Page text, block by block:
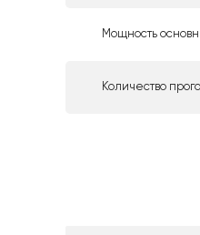
Мощность
Количество